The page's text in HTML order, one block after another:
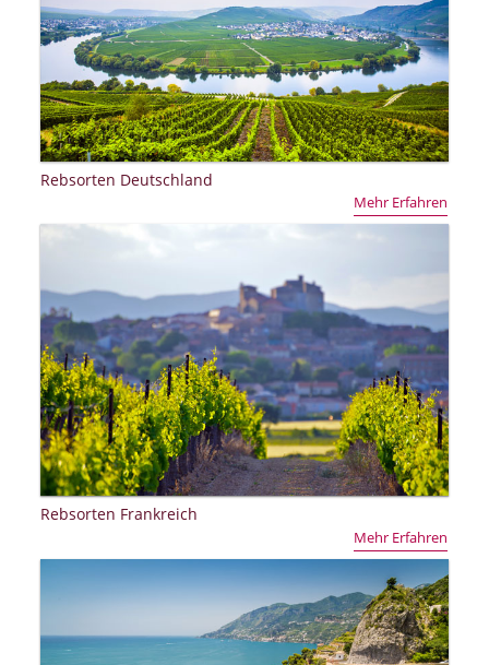
Rebsorten Deutschland
Mehr Erfahren
Rebsorten Frankreich
Mehr Erfahren